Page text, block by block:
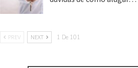
PREV NEXT 1 De 101